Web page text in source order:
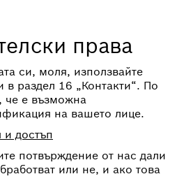
права
си, моля, използвайте
в раздел 16 „Контакти“. По
че е възможна
на вашето лице.
достъп
потвърждение от нас дали
или не, и ако това